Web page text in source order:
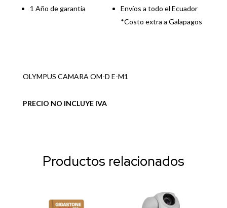
1 Año de garantía
Envíos a todo el Ecuador
*Costo extra a Galapagos
OLYMPUS CAMARA OM-D E-M1
PRECIO NO INCLUYE IVA
Productos relacionados